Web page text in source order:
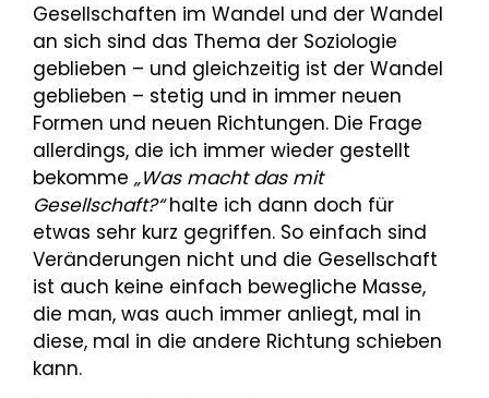
Gesellschaften im Wandel und der Wandel
an sich sind das Thema der Soziologie
geblieben – und gleichzeitig ist der Wandel
geblieben – stetig und in immer neuen
Formen und neuen Richtungen. Die Frage
allerdings, die ich immer wieder gestellt
bekomme „Was macht das mit
Gesellschaft?“halte ich dann doch für
etwas sehr kurz gegriffen. So einfach sind
Veränderungen nicht und die Gesellschaft
ist auch keine einfach bewegliche Masse,
die man, was auch immer anliegt, mal in
diese, mal in die andere Richtung schieben
kann.